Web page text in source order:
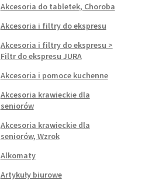
Akcesoria do tabletek, Choroba
Akcesoria i filtry do ekspresu
Akcesoria i filtry do ekspresu >
Filtr do ekspresu JURA
Akcesoria i pomoce kuchenne
Akcesoria krawieckie dla
seniorów
Akcesoria krawieckie dla
seniorów, Wzrok
Alkomaty
Artykuły biurowe